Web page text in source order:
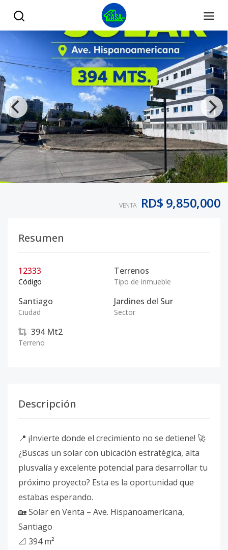
VENTA RD$ 9,850,000
Resumen
12333
Código
Terrenos
Tipo de inmueble
Santiago
Ciudad
Jardines del Sur
Sector
394 Mt2
Terreno
Descripción
📍 ¡Invierte donde el crecimiento no se detiene! 🚀
¿Buscas un solar con ubicación estratégica, alta
plusvalía y excelente potencial para desarrollar tu
próximo proyecto? Esta es la oportunidad que
estabas esperando.
🏡 Solar en Venta – Ave. Hispanoamericana,
Santiago
📐 394 m²
Vendo Solar 394 m² en Santiago – Zona de Alto Desarrollo